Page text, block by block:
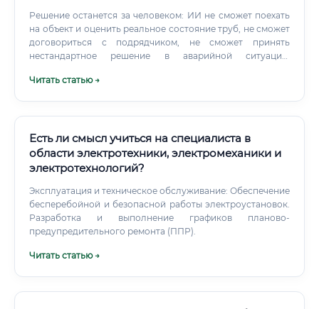
Решение останется за человеком: ИИ не сможет поехать
на объект и оценить реальное состояние труб, не сможет
договориться с подрядчиком, не сможет принять
нестандартное решение в аварийной ситуации.
безопасность людей — это останется за человеком.
Читать статью →
Есть ли смысл учиться на специалиста в
области электротехники, электромеханики и
электротехнологий?
Эксплуатация и техническое обслуживание: Обеспечение
бесперебойной и безопасной работы электроустановок.
Разработка и выполнение графиков планово-
предупредительного ремонта (ППР).
Читать статью →